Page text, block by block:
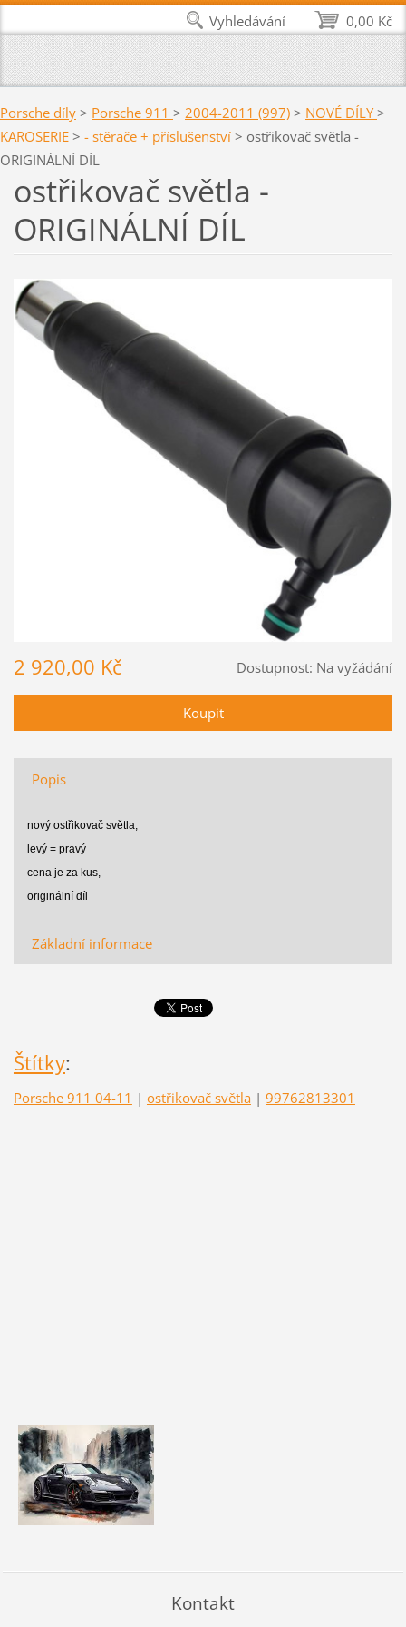
Porsche díly > Porsche 911 > 2004-2011 (997) > NOVÉ DÍLY>
KAROSERIE > - stěrače + příslušenství > ostřikovač světla -
ORIGINÁLNÍ DÍL
ostřikovač světla -
ORIGINÁLNÍ DÍL
Dostupnost: Na vyžádání
2 920,00 Kč
Popis
nový ostřikovač světla,
levý = pravý
cena je za kus,
originální díl
Základní informace
Štítky:
Porsche 911 04-11 | ostřikovač světla | 99762813301
Kontakt
0,00 Kč
Vyhledávání